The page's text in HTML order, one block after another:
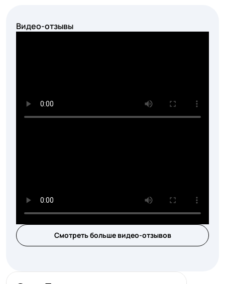
Видео-отзывы
Смотреть больше видео-отзывов